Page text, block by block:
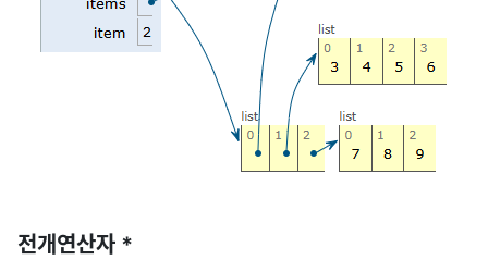
전개연산자 *